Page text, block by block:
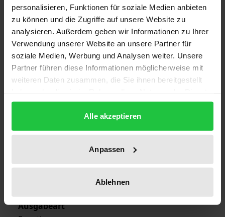
personalisieren, Funktionen für soziale Medien anbieten
zu können und die Zugriffe auf unsere Website zu
analysieren. Außerdem geben wir Informationen zu Ihrer
Verwendung unserer Website an unsere Partner für
soziale Medien, Werbung und Analysen weiter. Unsere
Partner führen diese Informationen möglicherweise mit
weiteren Daten zusammen, die Sie ihnen bereitgestellt
gesammelt haben.
Alle akzeptieren
Anpassen
Ablehnen
Auflage
1
ISBN
978-3-7890-0948-8
Erscheinungsjahr
Verlag
Ausgabeart